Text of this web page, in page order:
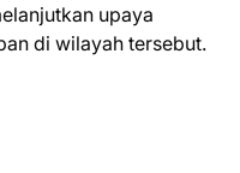
upaya
di wilayah tersebut.